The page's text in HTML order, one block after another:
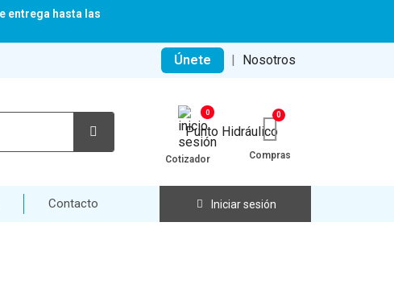
entrega hasta las
Únete | Nosotros
0
Cotizador Compras
Contacto Iniciar sesión